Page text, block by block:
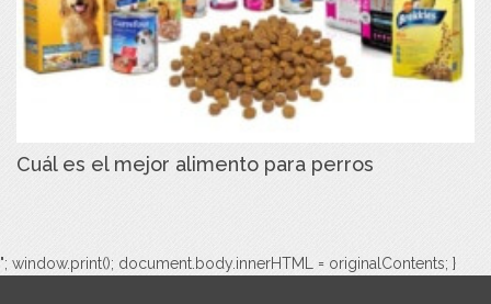
Cuál es el mejor alimento para perros
"; window.print(); document.body.innerHTML = originalContents; }